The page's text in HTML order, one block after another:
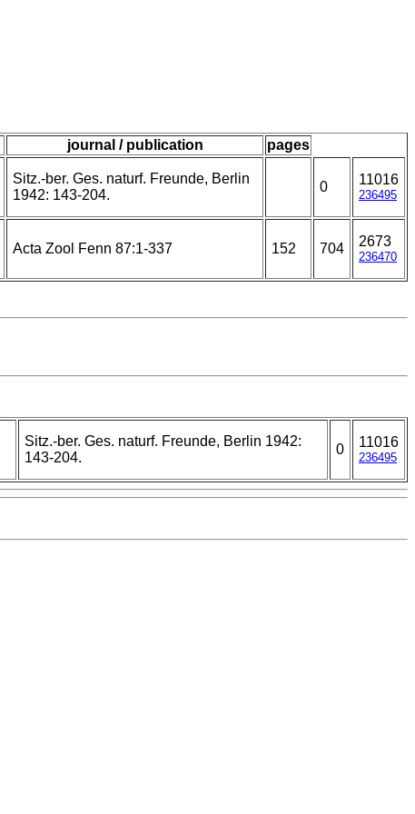
journal / publication pages
Sitz.-ber. Ges. naturf. Freunde, Berlin
1942: 143-204.
0 11016
236495
Acta Zool Fenn 87:1-337 152 704 2673
236470
Sitz.-ber. Ges. naturf. Freunde, Berlin 1942:
143-204.
0 11016
236495